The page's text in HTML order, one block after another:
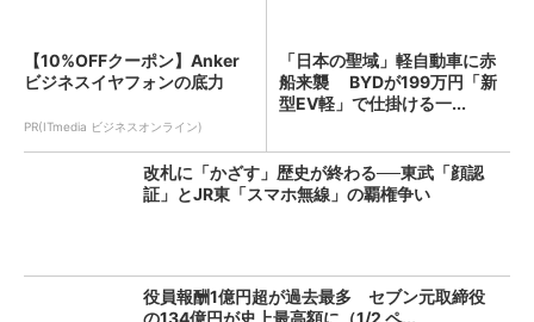
【10%OFFクーポン】Anker
ビジネスイヤフォンの底力
PR(ITmedia ビジネスオンライン)
「日本の聖域」軽自動車に赤
船来襲 BYDが199万円「新
型EV軽」で仕掛ける一...
改札に「かざす」歴史が終わる──東武「顔認
証」とJR東「スマホ無線」の覇権争い
役員報酬1億円超が過去最多 セブン元取締役
の134億円が史上最高額に（1/2 ペ...